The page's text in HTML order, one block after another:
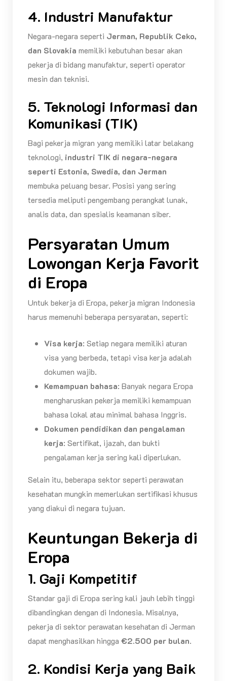
4. Industri Manufaktur
Negara-negara seperti Jerman, Republik Ceko,
dan Slovakia memiliki kebutuhan besar akan
pekerja di bidang manufaktur, seperti operator
mesin dan teknisi.
5. Teknologi Informasi dan
Komunikasi (TIK)
Bagi pekerja migran yang memiliki latar belakang
teknologi, industri TIK di negara-negara
seperti Estonia, Swedia, dan Jerman
membuka peluang besar. Posisi yang sering
tersedia meliputi pengembang perangkat lunak,
analis data, dan spesialis keamanan siber.
Persyaratan Umum
Lowongan Kerja Favorit
di Eropa
Untuk bekerja di Eropa, pekerja migran Indonesia
harus memenuhi beberapa persyaratan, seperti:
Visa kerja: Setiap negara memiliki aturan
visa yang berbeda, tetapi visa kerja adalah
dokumen wajib.
Kemampuan bahasa: Banyak negara Eropa
mengharuskan pekerja memiliki kemampuan
bahasa lokal atau minimal bahasa Inggris.
Dokumen pendidikan dan pengalaman
kerja: Sertifikat, ijazah, dan bukti
pengalaman kerja sering kali diperlukan.
Selain itu, beberapa sektor seperti perawatan
kesehatan mungkin memerlukan sertifikasi khusus
yang diakui di negara tujuan.
Keuntungan Bekerja di
Eropa
1. Gaji Kompetitif
Standar gaji di Eropa sering kali jauh lebih tinggi
dibandingkan dengan di Indonesia. Misalnya,
pekerja di sektor perawatan kesehatan di Jerman
dapat menghasilkan hingga €2.500 per bulan.
2. Kondisi Kerja yang Baik